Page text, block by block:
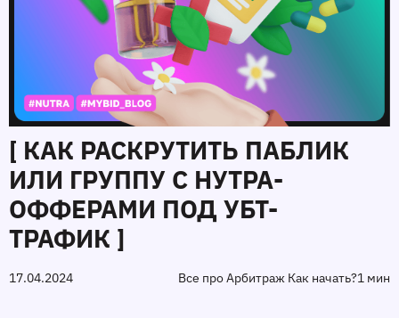
[ КАК РАСКРУТИТЬ ПАБЛИК
ИЛИ ГРУППУ С НУТРА-
ОФФЕРАМИ ПОД УБТ-
ТРАФИК ]
17.04.2024 Все про Арбитраж Как начать?1 мин